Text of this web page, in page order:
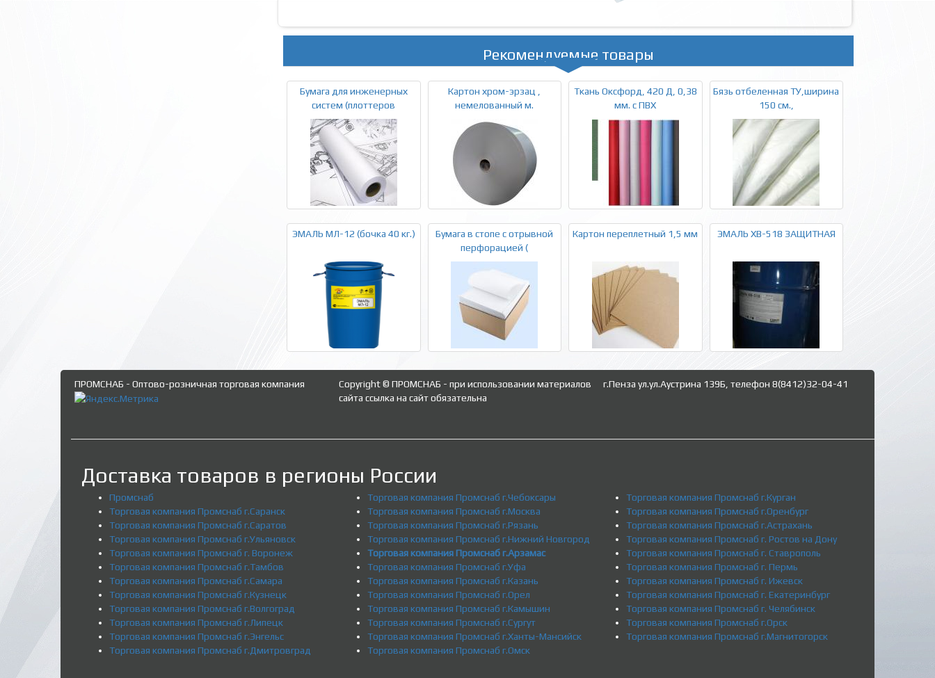
Рекомендуемые товары
Бумага для инженерных
систем (плоттеров
Картон хром-эрзац ,
немелованный м.
Ткань Оксфорд, 420 Д, 0,38
мм. с ПВХ
Бязь отбеленная ТУ,ширина
150 см.,
ЭМАЛЬ МЛ-12 (бочка 40 кг.)
Бумага в стопе с отрывной
перфорацией (
Картон переплетный 1,5 мм ЭМАЛЬ ХВ-518 ЗАЩИТНАЯ
ПРОМСНАБ - Оптово-розничная торговая компания
Copyright © ПРОМСНАБ - при использовании материалов
сайта ссылка на сайт обязательна
г.Пенза ул.ул.Аустрина 139Б, телефон 8(8412)32-04-41
Доставка товаров в регионы России
Промснаб
Торговая компания Промснаб г.Саранск
Торговая компания Промснаб г.Саратов
Торговая компания Промснаб г.Ульяновск
Торговая компания Промснаб г. Воронеж
Торговая компания Промснаб г.Тамбов
Торговая компания Промснаб г.Самара
Торговая компания Промснаб г.Кузнецк
Торговая компания Промснаб г.Волгоград
Торговая компания Промснаб г.Липецк
Торговая компания Промснаб г.Энгельс
Торговая компания Промснаб г.Дмитровград
Торговая компания Промснаб г.Чебоксары
Торговая компания Промснаб г.Москва
Торговая компания Промснаб г.Рязань
Торговая компания Промснаб г.Нижний Новгород
Торговая компания Промснаб г.Арзамас
Торговая компания Промснаб г.Уфа
Торговая компания Промснаб г.Казань
Торговая компания Промснаб г.Орел
Торговая компания Промснаб г.Камышин
Торговая компания Промснаб г.Сургут
Торговая компания Промснаб г.Ханты-Мансийск
Торговая компания Промснаб г.Омск
Торговая компания Промснаб г.Курган
Торговая компания Промснаб г.Оренбург
Торговая компания Промснаб г.Астрахань
Торговая компания Промснаб г. Ростов на Дону
Торговая компания Промснаб г. Ставрополь
Торговая компания Промснаб г. Пермь
Торговая компания Промснаб г. Ижевск
Торговая компания Промснаб г. Екатеринбург
Торговая компания Промснаб г. Челябинск
Торговая компания Промснаб г.Орск
Торговая компания Промснаб г.Магнитогорск